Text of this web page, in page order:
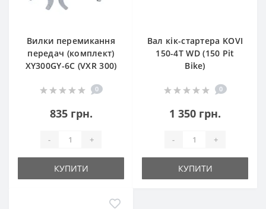
Вилки перемикання
передач (комплект)
XY300GY-6C (VXR 300)
0
835 грн.
- +
КУПИТИ
Вал кік-стартера KOVI
150-4Т WD (150 Pit
Bike)
0
1 350 грн.
- +
КУПИТИ